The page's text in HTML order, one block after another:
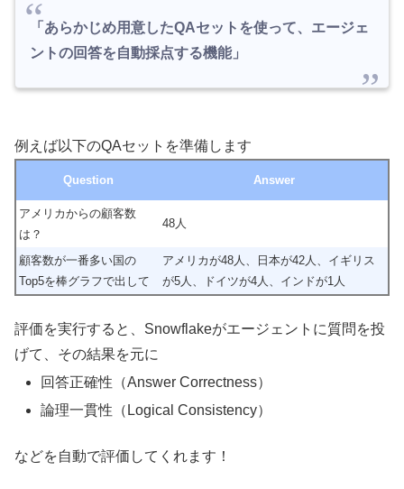
「あらかじめ用意したQAセットを使って、エージェ
ントの回答を自動採点する機能」
例えば以下のQAセットを準備します
Question Answer
アメリカからの顧客数
は？
48人
顧客数が一番多い国の
Top5を棒グラフで出して
アメリカが48人、日本が42人、イギリス
が5人、ドイツが4人、インドが1人
評価を実行すると、Snowflakeがエージェントに質問を投
げて、その結果を元に
回答正確性（Answer Correctness）
論理一貫性（Logical Consistency）
などを自動で評価してくれます！